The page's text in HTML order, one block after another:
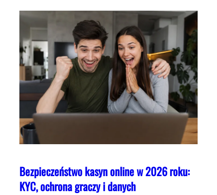
Bezpieczeństwo kasyn online w 2026 roku:
KYC, ochrona graczy i danych